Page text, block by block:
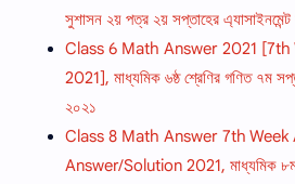
সুশাসন ২য় পত্র ২য় সপ্তাহের
Class 6 Math Answer 2021
2021], মাধ্যমিক ৬ষ্ঠ শ্রেণির গণিত ৭ম
২০২১
Class 8 Math Answer 7th Week
Answer/Solution 2021, মাধ্যমিক ৮ম